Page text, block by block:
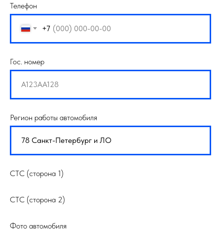
Телефон
+7
Гос. номер
Регион работы автомобиля
СТС (сторона 1)
СТС (сторона 2)
Фото автомобиля